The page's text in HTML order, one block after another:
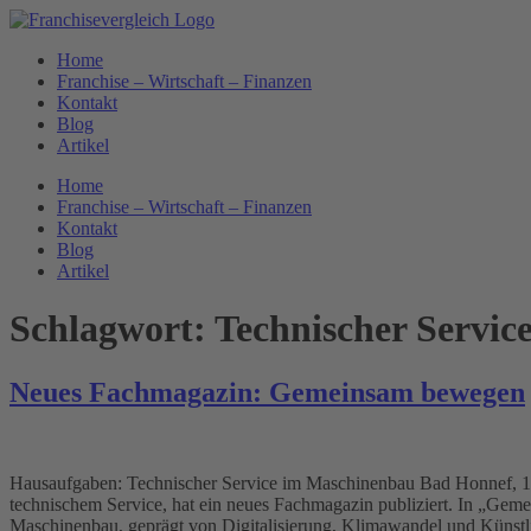
Zum
springenHome
Franchise – Wirtschaft – Finanzen
Kontakt
Blog
Artikel
Home
Franchise – Wirtschaft – Finanzen
Kontakt
Blog
Artikel
Schlagwort: Technischer
Neues Fachmagazin: Gemeinsam bewegen
Hausaufgaben: Technischer Service im Maschinenbau Bad
technischem Service, hat ein neues Fachmagazin publiziert. In
Maschinenbau, geprägt von Digitalisierung, Klimawandel und